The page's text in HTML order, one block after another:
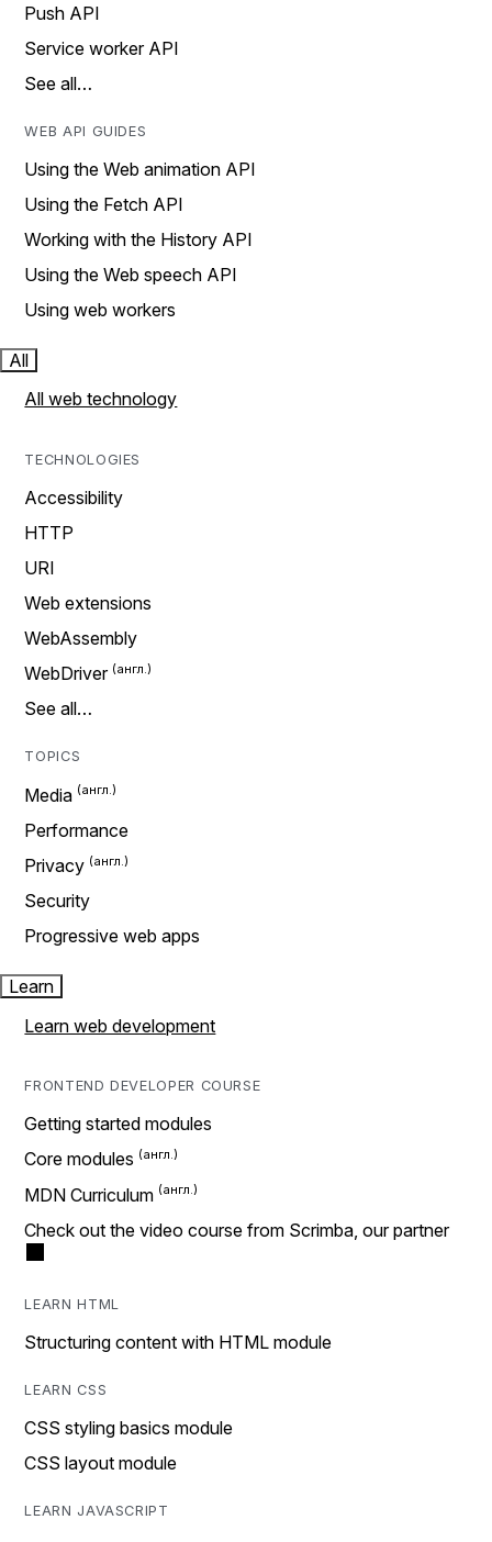
Push API
Service worker API
See all…
WEB API GUIDES
Using the Web animation API
Using the Fetch API
Working with the History API
Using the Web speech API
Using web workers
All
All web technology
TECHNOLOGIES
Accessibility
HTTP
URI
Web extensions
WebAssembly
WebDriver
See all…
TOPICS
Media
Performance
Privacy
Security
Progressive web apps
Learn
Learn web development
FRONTEND DEVELOPER COURSE
Getting started modules
Core modules
MDN Curriculum
Check out the video course from Scrimba, our partner
LEARN HTML
Structuring content with HTML module
LEARN CSS
CSS styling basics module
CSS layout module
LEARN JAVASCRIPT